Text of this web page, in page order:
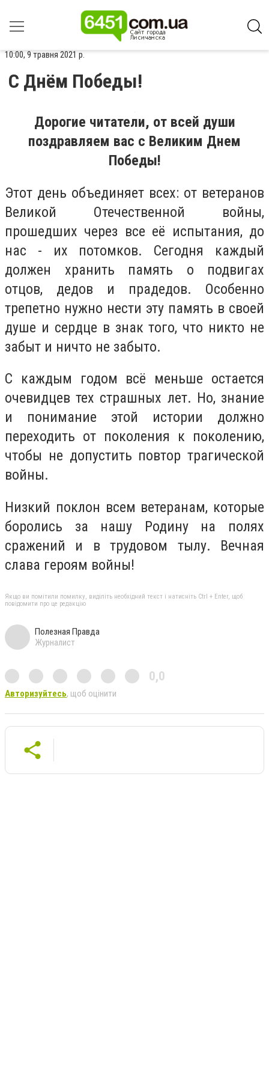
10:00, 9 травня 2021 р.
С Днём Победы!
Дорогие читатели, от всей души
поздравляем вас с Великим Днем
Победы!
Этот день объединяет всех: от ветеранов
Великой Отечественной войны,
прошедших через все её испытания, до
нас - их потомков. Сегодня каждый
должен хранить память о подвигах
отцов, дедов и прадедов. Особенно
трепетно нужно нести эту память в своей
душе и сердце в знак того, что никто не
забыт и ничто не забыто.
С каждым годом всё меньше остается
очевидцев тех страшных лет. Но, знание
и понимание этой истории должно
переходить от поколения к поколению,
чтобы не допустить повтор трагической
войны.
Низкий поклон всем ветеранам, которые
боролись за нашу Родину на полях
сражений и в трудовом тылу. Вечная
слава героям войны!
Якщо ви помітили помилку, виділіть необхідний текст і натисніть Ctrl + Enter, щоб
повідомити про це редакцію
Полезная Правда
Журналист
0,0
Авторизуйтесь, щоб оцінити